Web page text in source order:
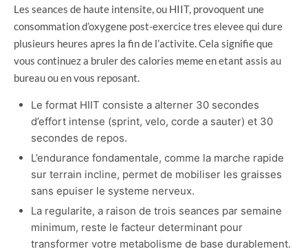
Les seances de haute intensite, ou HIIT, provoquent une
consommation d’oxygene post-exercice tres elevee qui dure
plusieurs heures apres la fin de l’activite. Cela signifie que
vous continuez a bruler des calories meme en etant assis au
bureau ou en vous reposant.
Le format HIIT consiste a alterner 30 secondes
d’effort intense (sprint, velo, corde a sauter) et 30
secondes de repos.
L’endurance fondamentale, comme la marche rapide
sur terrain incline, permet de mobiliser les graisses
sans epuiser le systeme nerveux.
La regularite, a raison de trois seances par semaine
minimum, reste le facteur determinant pour
transformer votre metabolisme de base durablement.